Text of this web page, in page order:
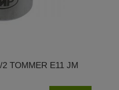
TOMMER E11 JM